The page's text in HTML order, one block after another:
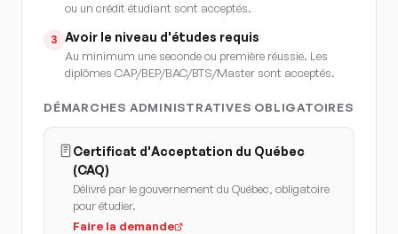
ou un crédit étudiant sont acceptés.
3 Avoir le niveau d'études requis
Au minimum une seconde ou première réussie. Les
diplômes CAP/BEP/BAC/BTS/Master sont acceptés.
DÉMARCHES ADMINISTRATIVES OBLIGATOIRES
Certificat d'Acceptation du Québec
(CAQ)
Délivré par le gouvernement du Québec, obligatoire
pour étudier.
Faire la demande